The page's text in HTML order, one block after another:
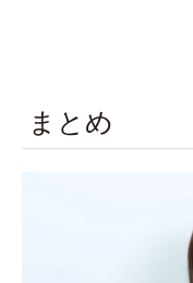
まとめ